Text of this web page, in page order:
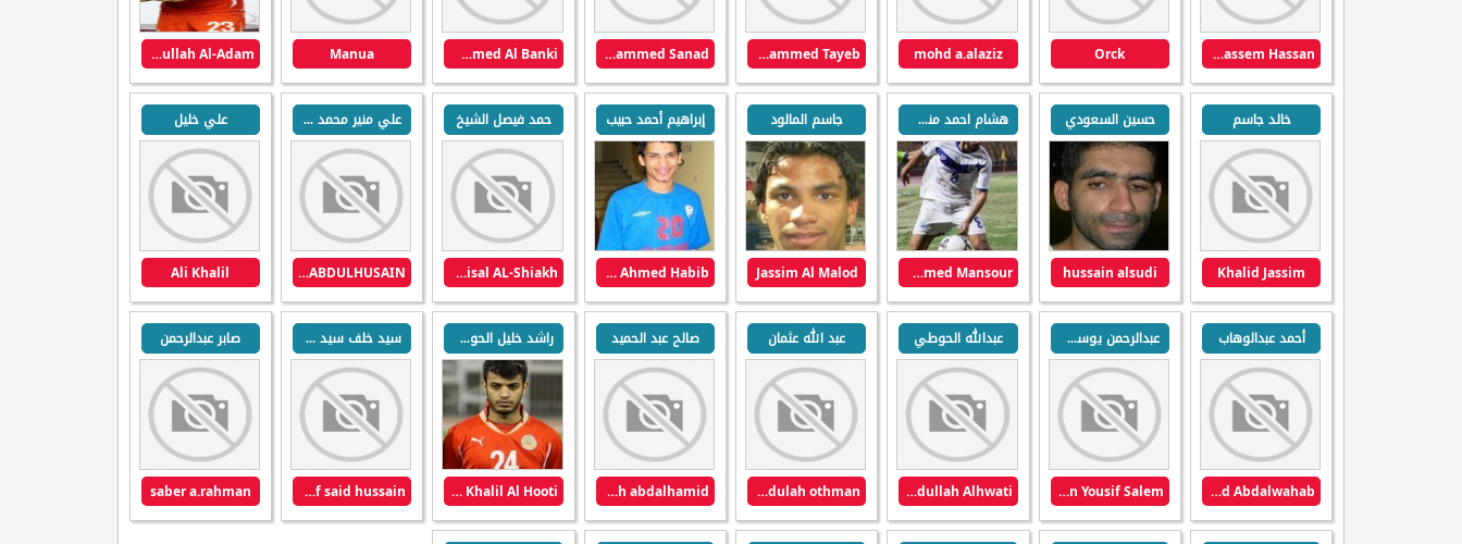
Said Qassem Hassan
Orck
mohd a.alaziz
Mohammed Tayeb
Mohammed Sanad
Mohammed Al Banki
Manua
Kameel Abdullah Al-Adam
خالد جاسم
Khalid Jassim
حسين السعودي
hussain alsudi
هشام احمد منصور
Hisham Ahmed Mansour
جاسم المالود
Jassim Al Malod
إبراهيم أحمد حبيب
Ebrahim Ahmed Habib
حمد فيصل الشيخ
Hamad Faisal AL-Shiakh
علي منير محمد عبدالحسين
ALI MUNEER MOHAMED REDHA ABDULHUSAIN
علي خليل
Ali Khalil
أحمد عبدالوهاب
Ahmed Abdalwahab
عبدالرحمن يوسف سالم
Abdulrahman Yousif Salem
عبدالله الحوطي
Abdullah Alhwati
عبد الله عثمان
abdulah othman
صالح عبد الحميد
saleh abdalhamid
راشد خليل الحوطي
Rashid Khalil Al Hooti
سيد خلف سيد حسين
said khalaf said hussain
صابر عبدالرحمن
saber a.rahman